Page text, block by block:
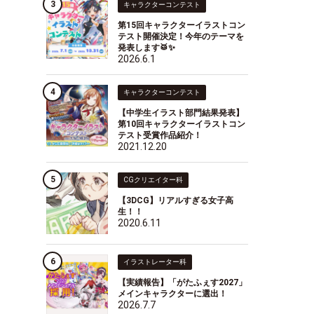
キャラクターコンテスト
第15回キャラクターイラストコン
テスト開催決定！今年のテーマを
発表します🥁✨
2026.6.1
キャラクターコンテスト
【中学生イラスト部門結果発表】
第10回キャラクターイラストコン
テスト受賞作品紹介！
2021.12.20
CGクリエイター科
【3DCG】リアルすぎる女子高
生！！
2020.6.11
イラストレーター科
【実績報告】「がたふぇす2027」
メインキャラクターに選出！
2026.7.7